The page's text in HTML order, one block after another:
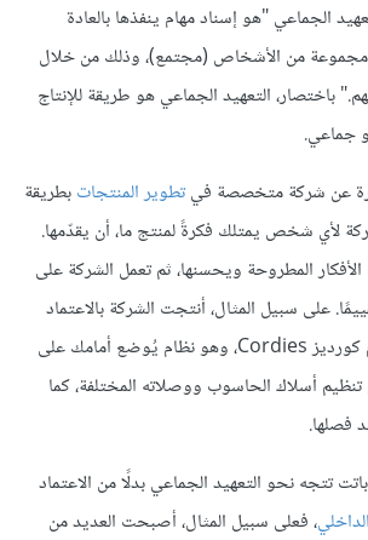
الجماعي "هو إسناد مهام ينفذها بالعادة
من الأشخاص (مجتمع)، وذلك من خلال
باختصار، التعهيد الجماعي هو طريقة للإنتاج
جماعي.
عن شركة متخصصة فيتطوير المنتجاتبطريقة
لأي شخص يمتلك فكرةً لمنتج ما، أن يقدّمها.
المطروحة ويحسنها، ثم تعمل الشركة على
على سبيل المثال، أنتجت الشركة بالاعتماد
على هذه الطريقة نظام كورديز Cordies، وهو نظام يُوضع أمامك على
أسلاك الحاسوب ووصلاته المختلفة، كما
فصلها.
تتجه نحو التعهيد الجماعي بدلًا من الاعتماد
، فعلى سبيل المثال، أصبحت العديد من